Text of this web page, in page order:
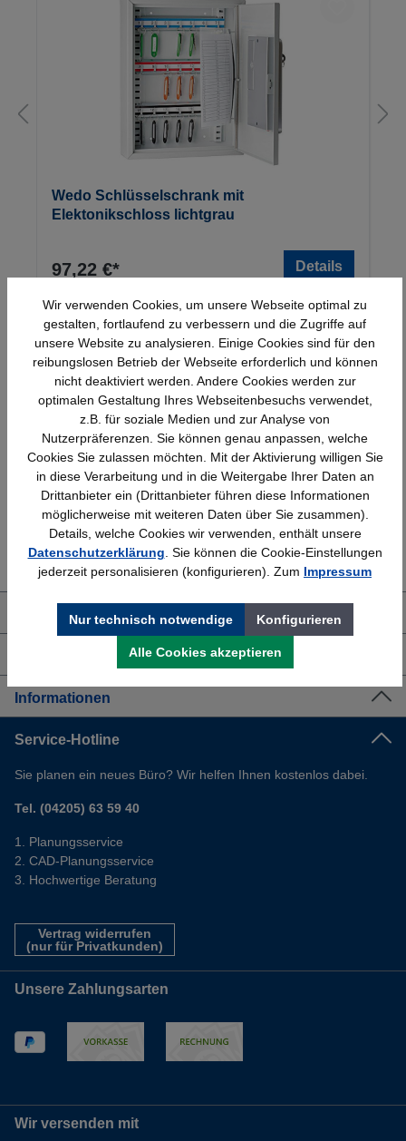
Wedo Schlüsselschrank mit
Elektonikschloss lichtgrau
97,22 €* Details
Schnelle Lieferung
Bundesweit Faire Preise
Erfahrung
Bewährt seit 1958
Kostenlose Beratung
(04205) 635940
Über uns
Informationen
Service-Hotline
Sie planen ein neues Büro? Wir helfen Ihnen kostenlos dabei.
Tel. (04205) 63 59 40
Planungsservice
CAD-Planungsservice
Hochwertige Beratung
Vertrag widerrufen
(nur für Privatkunden)
Unsere Zahlungsarten
Wir versenden mit
Wir verwenden Cookies, um unsere Webseite optimal zu
gestalten, fortlaufend zu verbessern und die Zugriffe auf
unsere Website zu analysieren. Einige Cookies sind für den
reibungslosen Betrieb der Webseite erforderlich und können
nicht deaktiviert werden. Andere Cookies werden zur
optimalen Gestaltung Ihres Webseitenbesuchs verwendet,
z.B. für soziale Medien und zur Analyse von
Nutzerpräferenzen. Sie können genau anpassen, welche
Cookies Sie zulassen möchten. Mit der Aktivierung willigen Sie
in diese Verarbeitung und in die Weitergabe Ihrer Daten an
Drittanbieter ein (Drittanbieter führen diese Informationen
möglicherweise mit weiteren Daten über Sie zusammen).
Details, welche Cookies wir verwenden, enthält unsere
Datenschutzerklärung . Sie können die Cookie-Einstellungen
jederzeit personalisieren (konfigurieren). Zum Impressum
Nur technisch notwendige Konfigurieren
Alle Cookies akzeptieren